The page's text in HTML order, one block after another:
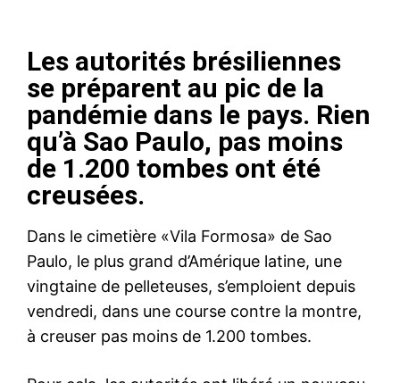
Les autorités brésiliennes
se préparent au pic de la
pandémie dans le pays. Rien
qu’à Sao Paulo, pas moins
de 1.200 tombes ont été
creusées.
Dans le cimetière «Vila Formosa» de Sao
Paulo, le plus grand d’Amérique latine, une
vingtaine de pelleteuses, s’emploient depuis
vendredi, dans une course contre la montre,
à creuser pas moins de 1.200 tombes.